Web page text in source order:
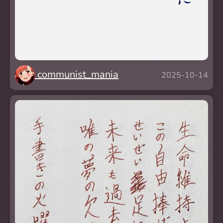
communist_mania 2025-10-14